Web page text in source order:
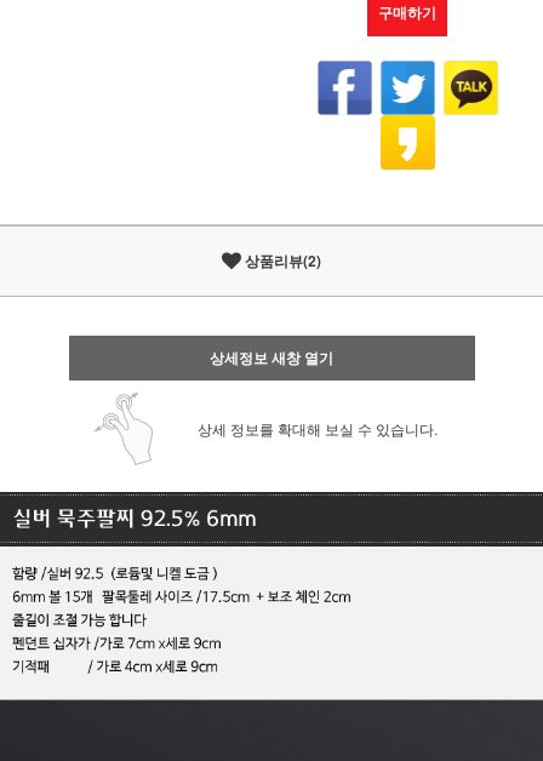
구매하기
상품리뷰(2)
상세정보 새창 열기
상세 정보를 확대해 보실 수 있습니다.